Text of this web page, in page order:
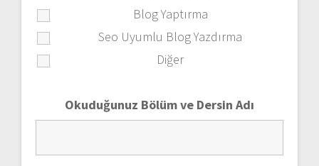
Blog Yaptırma
Seo Uyumlu Blog Yazdırma
Diğer
Okuduğunuz Bölüm ve Dersin Adı